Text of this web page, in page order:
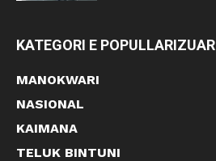
KATEGORI E POPULLARIZUAR
MANOKWARI
NASIONAL
KAIMANA
TELUK BINTUNI